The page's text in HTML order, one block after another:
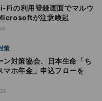
が注意喚起
策
ン対策協会、日本生命「ち
マホ年金」申込フローを